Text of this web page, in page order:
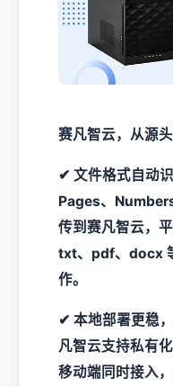
赛凡智云，从源
✔ 文件格式自动
Pages、
传到赛凡智云，
txt、pdf、docx
作。
✔ 本地部署更稳
凡智云支持私有
移动端同时接入